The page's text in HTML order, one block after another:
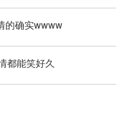
的确实wwww
都能笑好久